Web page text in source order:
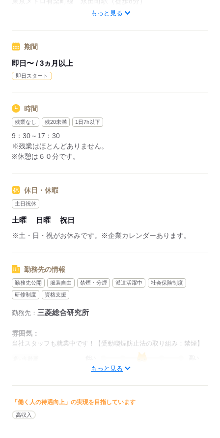
―･―･―･―･―･―･―･―･―･―･―･―･―･―
データ入力などの人気お仕事も多数あり♪
パートからの収入アップも実績多数！
主婦（夫）の方のオフィスワークデビューを応援◎
応募する
もっと見る
期間
即日〜 / 3ヵ月以上
即日スタート
時間
残業なし 残20未満 1日7h以下
9：30～17：30
※残業はほとんどありません。
※休憩は６０分です。
休日・休暇
土日祝休
土曜 日曜 祝日
※土・日・祝がお休みです。※企業カレンダーあります。
勤務先の情報
勤務先公開 服装自由 禁煙・分煙 派遣活躍中
社会保険制度
研修制度
資格支援
勤務先： 三菱総合研究所
雰囲気：
当社スタッフも就業中です！【受動喫煙防止法の取り組み：禁煙】
もっと見る
「働く人の待遇向上」の実現を目指しています
高収入